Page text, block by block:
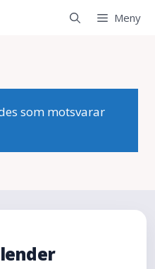
Meny
som motsvarar